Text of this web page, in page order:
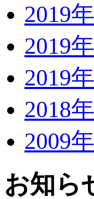
2019
2019
2019
2018
2009
お知ら